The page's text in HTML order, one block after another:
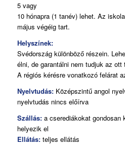
5 vagy
10 hónapra (1 tanév) lehet. Az
május végéig tart.
Helyszínek:
Svédország különböző részein.
élni, de garantálni nem tudjuk az ott
A régiós kérésre vonatkozó felárat
Nyelvtudás:Középszintű angol
nyelvtudás nincs előírva
Szállás: a cserediákokat gondosan
helyezik el
Ellátás:teljes ellátás